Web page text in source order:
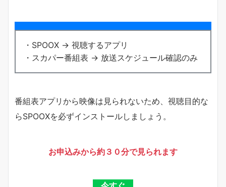
・SPOOX → 視聴するアプリ
・スカパー番組表 → 放送スケジュール確認のみ
番組表アプリから映像は見られないため、視聴目的な
らSPOOXを必ずインストールしましょう。
お申込みから約３０分で見られます